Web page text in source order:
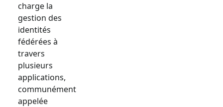
charge la
gestion des
identités
fédérées à
travers
plusieurs
applications,
communément
appelée